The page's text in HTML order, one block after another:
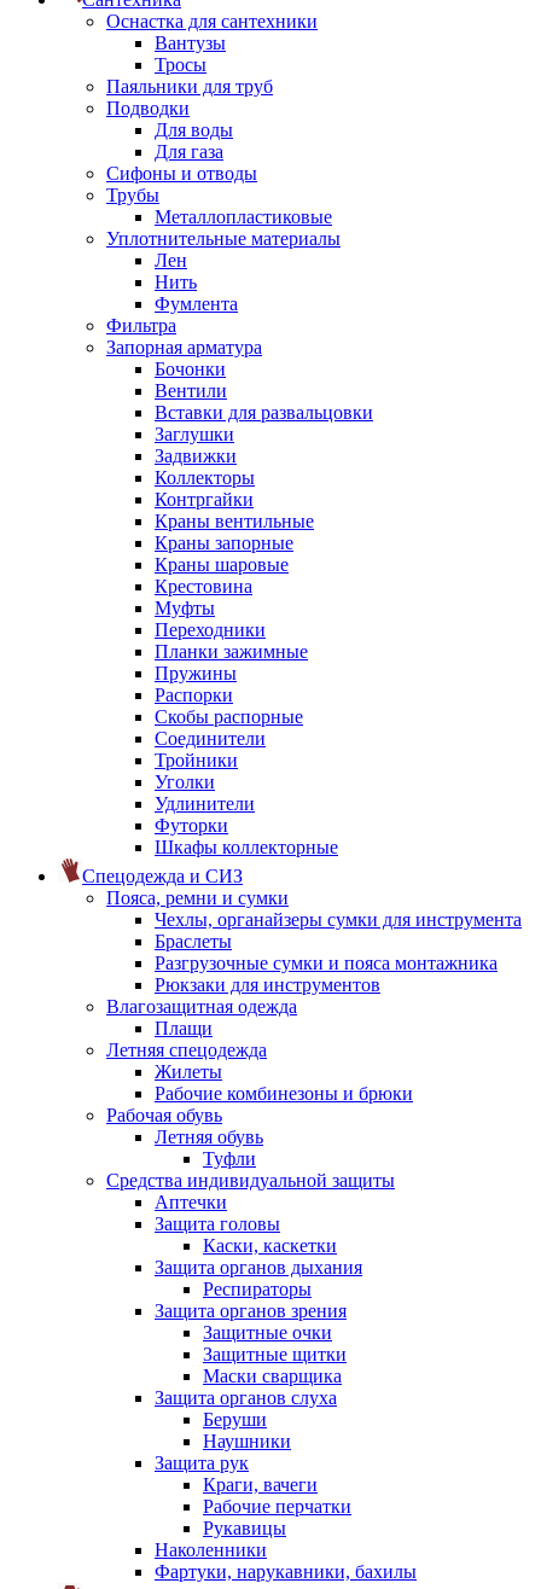
Оснастка для сантехники
Вантузы
Тросы
Паяльники для труб
Подводки
Для воды
Для газа
Сифоны и отводы
Трубы
Металлопластиковые
Уплотнительные материалы
Лен
Нить
Фумлента
Фильтра
Запорная арматура
Бочонки
Вентили
Вставки для развальцовки
Заглушки
Задвижки
Коллекторы
Контргайки
Краны вентильные
Краны запорные
Краны шаровые
Крестовина
Муфты
Переходники
Планки зажимные
Пружины
Распорки
Скобы распорные
Соединители
Тройники
Уголки
Удлинители
Футорки
Шкафы коллекторные
Спецодежда и СИЗ
Пояса, ремни и сумки
Чехлы, органайзеры сумки для инструмента
Браслеты
Разгрузочные сумки и пояса монтажника
Рюкзаки для инструментов
Влагозащитная одежда
Плащи
Летняя спецодежда
Жилеты
Рабочие комбинезоны и брюки
Рабочая обувь
Летняя обувь
Туфли
Средства индивидуальной защиты
Аптечки
Защита головы
Каски, каскетки
Защита органов дыхания
Респираторы
Защита органов зрения
Защитные очки
Защитные щитки
Маски сварщика
Защита органов слуха
Беруши
Наушники
Защита рук
Краги, вачеги
Рабочие перчатки
Рукавицы
Наколенники
Фартуки, нарукавники, бахилы